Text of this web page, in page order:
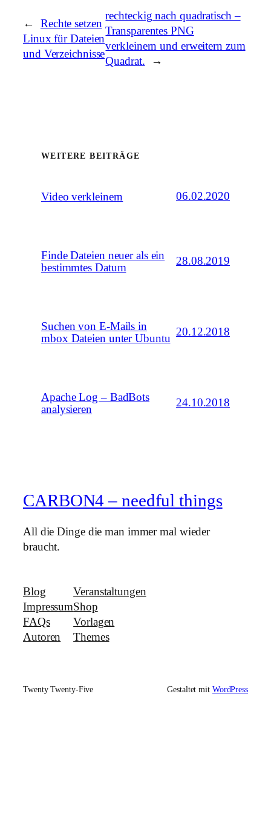
←
Rechte setzen
Linux für Dateien
und Verzeichnisse
rechteckig nach quadratisch –
Transparentes PNG
verkleinern und erweitern zum
Quadrat.
→
WEITERE BEITRÄGE
Video verkleinern 06.02.2020
Finde Dateien neuer als ein
bestimmtes Datum
28.08.2019
Suchen von E-Mails in
mbox Dateien unter Ubuntu
20.12.2018
Apache Log – BadBots
analysieren
24.10.2018
CARBON4 – needful things
All die Dinge die man immer mal wieder
braucht.
Blog
Impressum
FAQs
Autoren
Veranstaltungen
Shop
Vorlagen
Themes
Twenty Twenty-Five Gestaltet mit WordPress